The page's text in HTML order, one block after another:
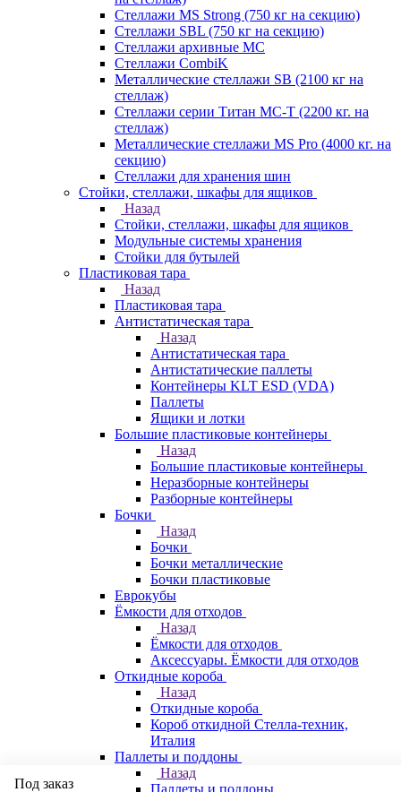
Стеллажи MS Strong (750 кг на секцию)
Стеллажи SBL (750 кг на секцию)
Стеллажи архивные МС
Стеллажи CombiK
Металлические стеллажи SB (2100 кг на
стеллаж)
Стеллажи серии Титан МС-Т (2200 кг. на
стеллаж)
Металлические стеллажи MS Pro (4000 кг. на
секцию)
Стеллажи для хранения шин
Стойки, стеллажи, шкафы для ящиков
Назад
Стойки, стеллажи, шкафы для ящиков
Модульные системы хранения
Стойки для бутылей
Пластиковая тара
Назад
Пластиковая тара
Антистатическая тара
Назад
Антистатическая тара
Антистатические паллеты
Контейнеры KLT ESD (VDA)
Паллеты
Ящики и лотки
Большие пластиковые контейнеры
Назад
Большие пластиковые контейнеры
Неразборные контейнеры
Разборные контейнеры
Бочки
Назад
Бочки
Бочки металлические
Бочки пластиковые
Еврокубы
Ёмкости для отходов
Назад
Ёмкости для отходов
Аксессуары. Ёмкости для отходов
Откидные короба
Назад
Откидные короба
Короб откидной Стелла-техник,
Италия
Паллеты и поддоны
Назад
Паллеты и поддоны
Под заказ